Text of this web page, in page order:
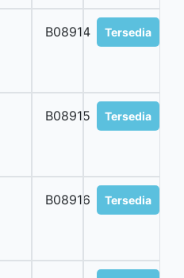
B08914 Tersedia
B08915 Tersedia
B08916 Tersedia